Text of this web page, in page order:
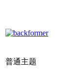
普通主题